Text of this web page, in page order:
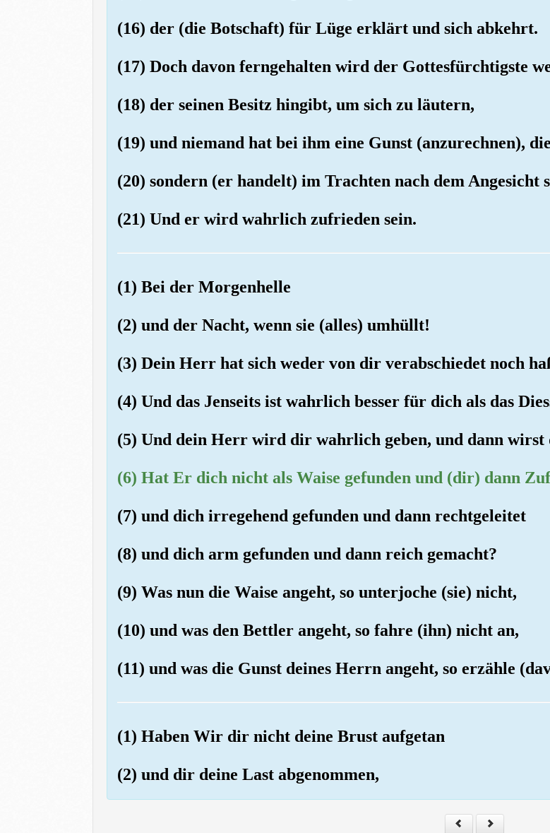
(16) der (die Botschaft) für Lüge erklärt und sich abkehrt.
(17) Doch davon ferngehalten wird der Gottesfürchtigste
(18) der seinen Besitz hingibt, um sich zu läutern,
(19) und niemand hat bei ihm eine Gunst (anzurechnen),
(20) sondern (er handelt) im Trachten nach dem Angesicht
(21) Und er wird wahrlich zufrieden sein.
(1) Bei der Morgenhelle
(2) und der Nacht, wenn sie (alles) umhüllt!
(3) Dein Herr hat sich weder von dir verabschiedet noch
(4) Und das Jenseits ist wahrlich besser für dich als das
(5) Und dein Herr wird dir wahrlich geben, und dann wirst
(6) Hat Er dich nicht als Waise gefunden und (dir) dann
(7) und dich irregehend gefunden und dann rechtgeleitet
(8) und dich arm gefunden und dann reich gemacht?
(9) Was nun die Waise angeht, so unterjoche (sie) nicht,
(10) und was den Bettler angeht, so fahre (ihn) nicht an,
(11) und was die Gunst deines Herrn angeht, so erzähle
(1) Haben Wir dir nicht deine Brust aufgetan
(2) und dir deine Last abgenommen,